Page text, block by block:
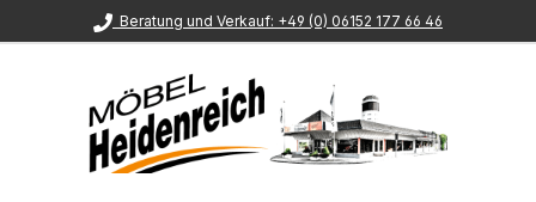
Zum Hauptinhalt springen
Beratung und Verkauf: +49 (0) 06152 177 66 46